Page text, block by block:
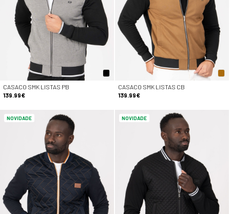
CASACO SMK LISTAS PB
139.99€
CASACO SMK LISTAS CB
139.99€
NOVIDADE NOVIDADE